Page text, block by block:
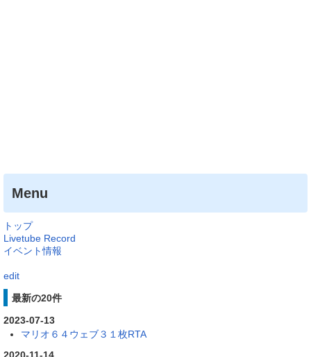
Menu
トップ
Livetube Record
イベント情報
edit
最新の20件
2023-07-13
マリオ６４ウェブ３１枚RTA